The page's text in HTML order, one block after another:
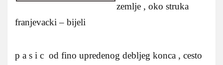
zemlje , oko struka
franjevacki – bijeli
p a s i c od fino upredenog debljeg konca , cesto